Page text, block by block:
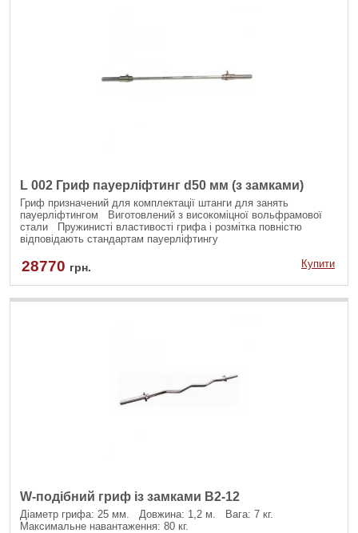
L 002 Гриф пауерліфтинг d50 мм (з замками)
Гриф призначений для комплектації штанги для занять
пауерліфтингом Виготовлений з високоміцної вольфрамової
стали Пружинисті властивості грифа і розмітка повністю
відповідають стандартам пауерліфтингу
28770 грн. Купити
W-подібний гриф із замками В2-12
Діаметр грифа: 25 мм. Довжина: 1,2 м. Вага: 7 кг.
Максимальне навантаження: 80 кг.